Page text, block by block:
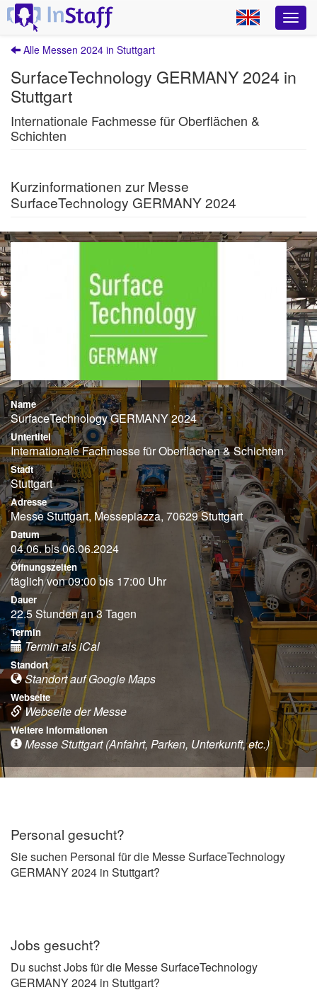
Alle Messen 2024 in Stuttgart
SurfaceTechnology GERMANY 2024 in
Stuttgart
Internationale Fachmesse für Oberflächen &
Schichten
Kurzinformationen zur Messe
SurfaceTechnology GERMANY 2024
Name
SurfaceTechnology GERMANY 2024
Untertitel
Internationale Fachmesse für Oberflächen & Schichten
Stadt
Stuttgart
Adresse
Messe Stuttgart, Messepiazza, 70629 Stuttgart
Datum
04.06. bis 06.06.2024
Öffnungszeiten
täglich von 09:00 bis 17:00 Uhr
Dauer
22.5 Stunden an 3 Tagen
Termin
Termin als iCal
Standort
Standort auf Google Maps
Webseite
Webseite der Messe
Weitere Informationen
Messe Stuttgart (Anfahrt, Parken, Unterkunft, etc.)
Personal gesucht?
Sie suchen Personal für die Messe SurfaceTechnology
GERMANY 2024 in Stuttgart?
Jobs gesucht?
Du suchst Jobs für die Messe SurfaceTechnology
GERMANY 2024 in Stuttgart?